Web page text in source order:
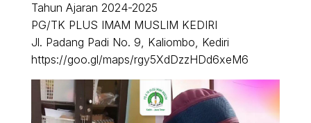
Tahun Ajaran 2024-2025
PG/TK PLUS IMAM MUSLIM KEDIRI
Jl. Padang Padi No. 9, Kaliombo, Kediri
https://goo.gl/maps/rgy5XdDzzHDd6xeM6